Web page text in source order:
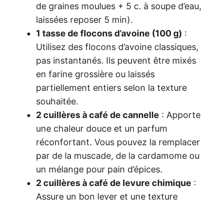
de graines moulues + 5 c. à soupe d’eau,
laissées reposer 5 min).
1 tasse de flocons d’avoine (100 g) :
Utilisez des flocons d’avoine classiques,
pas instantanés. Ils peuvent être mixés
en farine grossière ou laissés
partiellement entiers selon la texture
souhaitée.
2 cuillères à café de cannelle : Apporte
une chaleur douce et un parfum
réconfortant. Vous pouvez la remplacer
par de la muscade, de la cardamome ou
un mélange pour pain d’épices.
2 cuillères à café de levure chimique :
Assure un bon lever et une texture